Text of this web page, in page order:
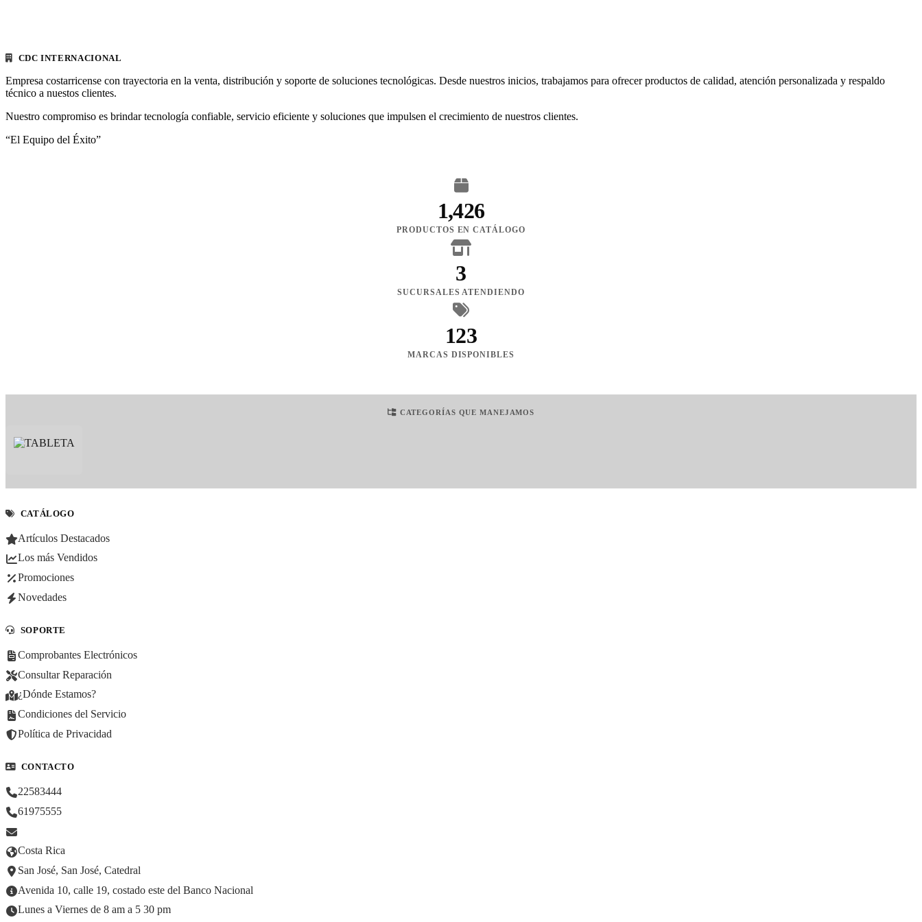
CDC INTERNACIONAL
Empresa costarricense con trayectoria en la venta, distribución y soporte de soluciones tecnológicas. Desde nuestros inicios, trabajamos para ofrecer productos de calidad, atención personalizada y respaldo
técnico a nuestos clientes.
Nuestro compromiso es brindar tecnología confiable, servicio eficiente y soluciones que impulsen el crecimiento de nuestros clientes.
“El Equipo del Éxito”
1,426
PRODUCTOS EN CATÁLOGO
3
SUCURSALES ATENDIENDO
123
MARCAS DISPONIBLES
CATEGORÍAS QUE MANEJAMOS
CATÁLOGO
Artículos Destacados
Los más Vendidos
Promociones
Novedades
SOPORTE
Comprobantes Electrónicos
Consultar Reparación
¿Dónde Estamos?
Condiciones del Servicio
Política de Privacidad
CONTACTO
22583444
61975555
Costa Rica
San José, San José, Catedral
Avenida 10, calle 19, costado este del Banco Nacional
Lunes a Viernes de 8 am a 5 30 pm